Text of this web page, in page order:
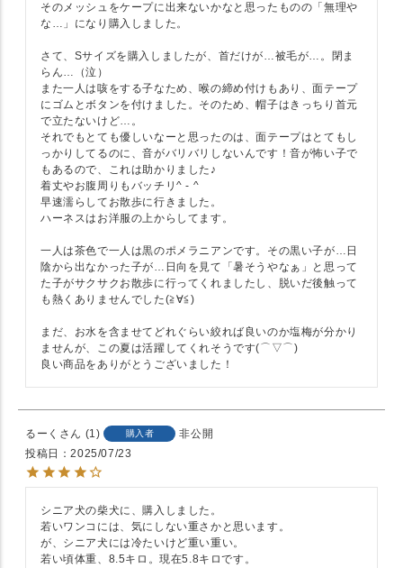
そのメッシュをケープに出来ないかなと思ったものの「無理や
な…」になり購入しました。
さて、Sサイズを購入しましたが、首だけが…被毛が…。閉ま
らん…（泣）
また一人は咳をする子なため、喉の締め付けもあり、面テープ
にゴムとボタンを付けました。そのため、帽子はきっちり首元
で立たないけど…。
それでもとても優しいなーと思ったのは、面テープはとてもし
っかりしてるのに、音がバリバリしないんです！音が怖い子で
もあるので、これは助かりました♪
着丈やお腹周りもバッチリ^ - ^
早速濡らしてお散歩に行きました。
ハーネスはお洋服の上からしてます。
一人は茶色で一人は黒のポメラニアンです。その黒い子が…日
陰から出なかった子が…日向を見て「暑そうやなぁ」と思って
た子がサクサクお散歩に行ってくれましたし、脱いだ後触って
も熱くありませんでした(≧∀≦)
まだ、お水を含ませてどれぐらい絞れば良いのか塩梅が分かり
ませんが、この夏は活躍してくれそうです(⌒▽⌒)
良い商品をありがとうございました！
るーく 1 購入者
非公開
投稿日
2025/07/23
シニア犬の柴犬に、購入しました。
若いワンコには、気にしない重さかと思います。
が、シニア犬には冷たいけど重い重い。
若い頃体重、8.5キロ。現在5.8キロです。